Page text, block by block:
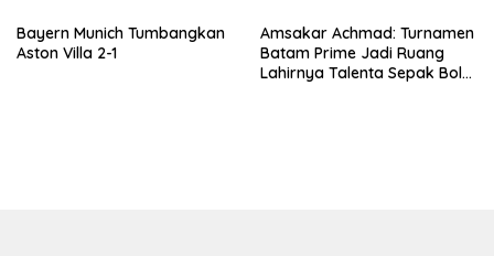
Bayern Munich Tumbangkan
Aston Villa 2-1
Amsakar Achmad: Turnamen
Batam Prime Jadi Ruang
Lahirnya Talenta Sepak Bola